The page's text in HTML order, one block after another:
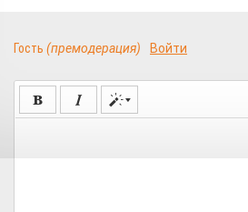
Гость (премодерация) Войти